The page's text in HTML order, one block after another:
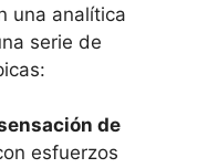
una analítica
serie de
de
esfuerzos